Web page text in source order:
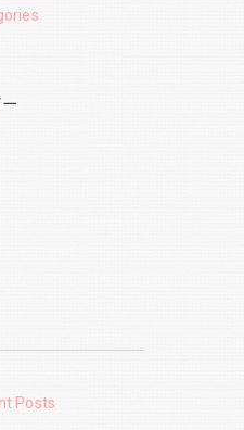
Posts